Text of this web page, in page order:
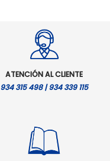
ATENCIÓN AL CLIENTE
934 315 498 | 934 339 115